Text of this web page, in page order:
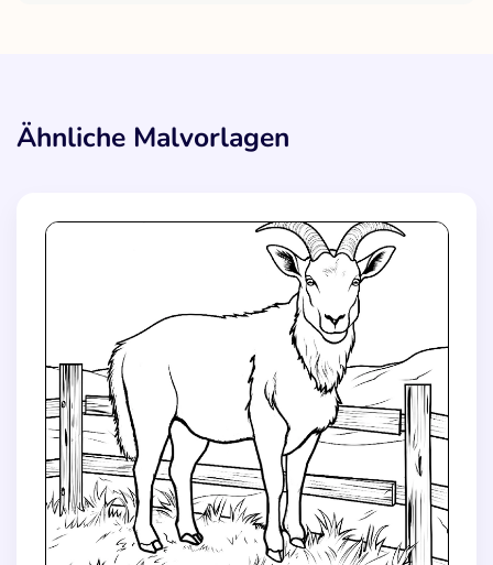
Ähnliche Malvorlagen